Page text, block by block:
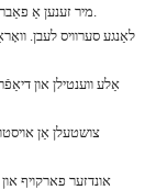
צושטעלן אַן